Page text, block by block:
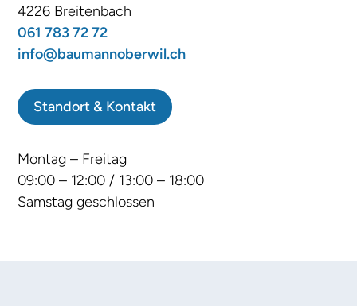
4226 Breitenbach
061 783 72 72
info@baumannoberwil.ch
Standort & Kontakt
Montag – Freitag
09:00 – 12:00 / 13:00 – 18:00
Samstag geschlossen